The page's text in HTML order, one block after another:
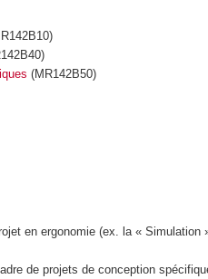
(MR142B50)
en ergonomie (ex. la « Simulation
de projets de conception